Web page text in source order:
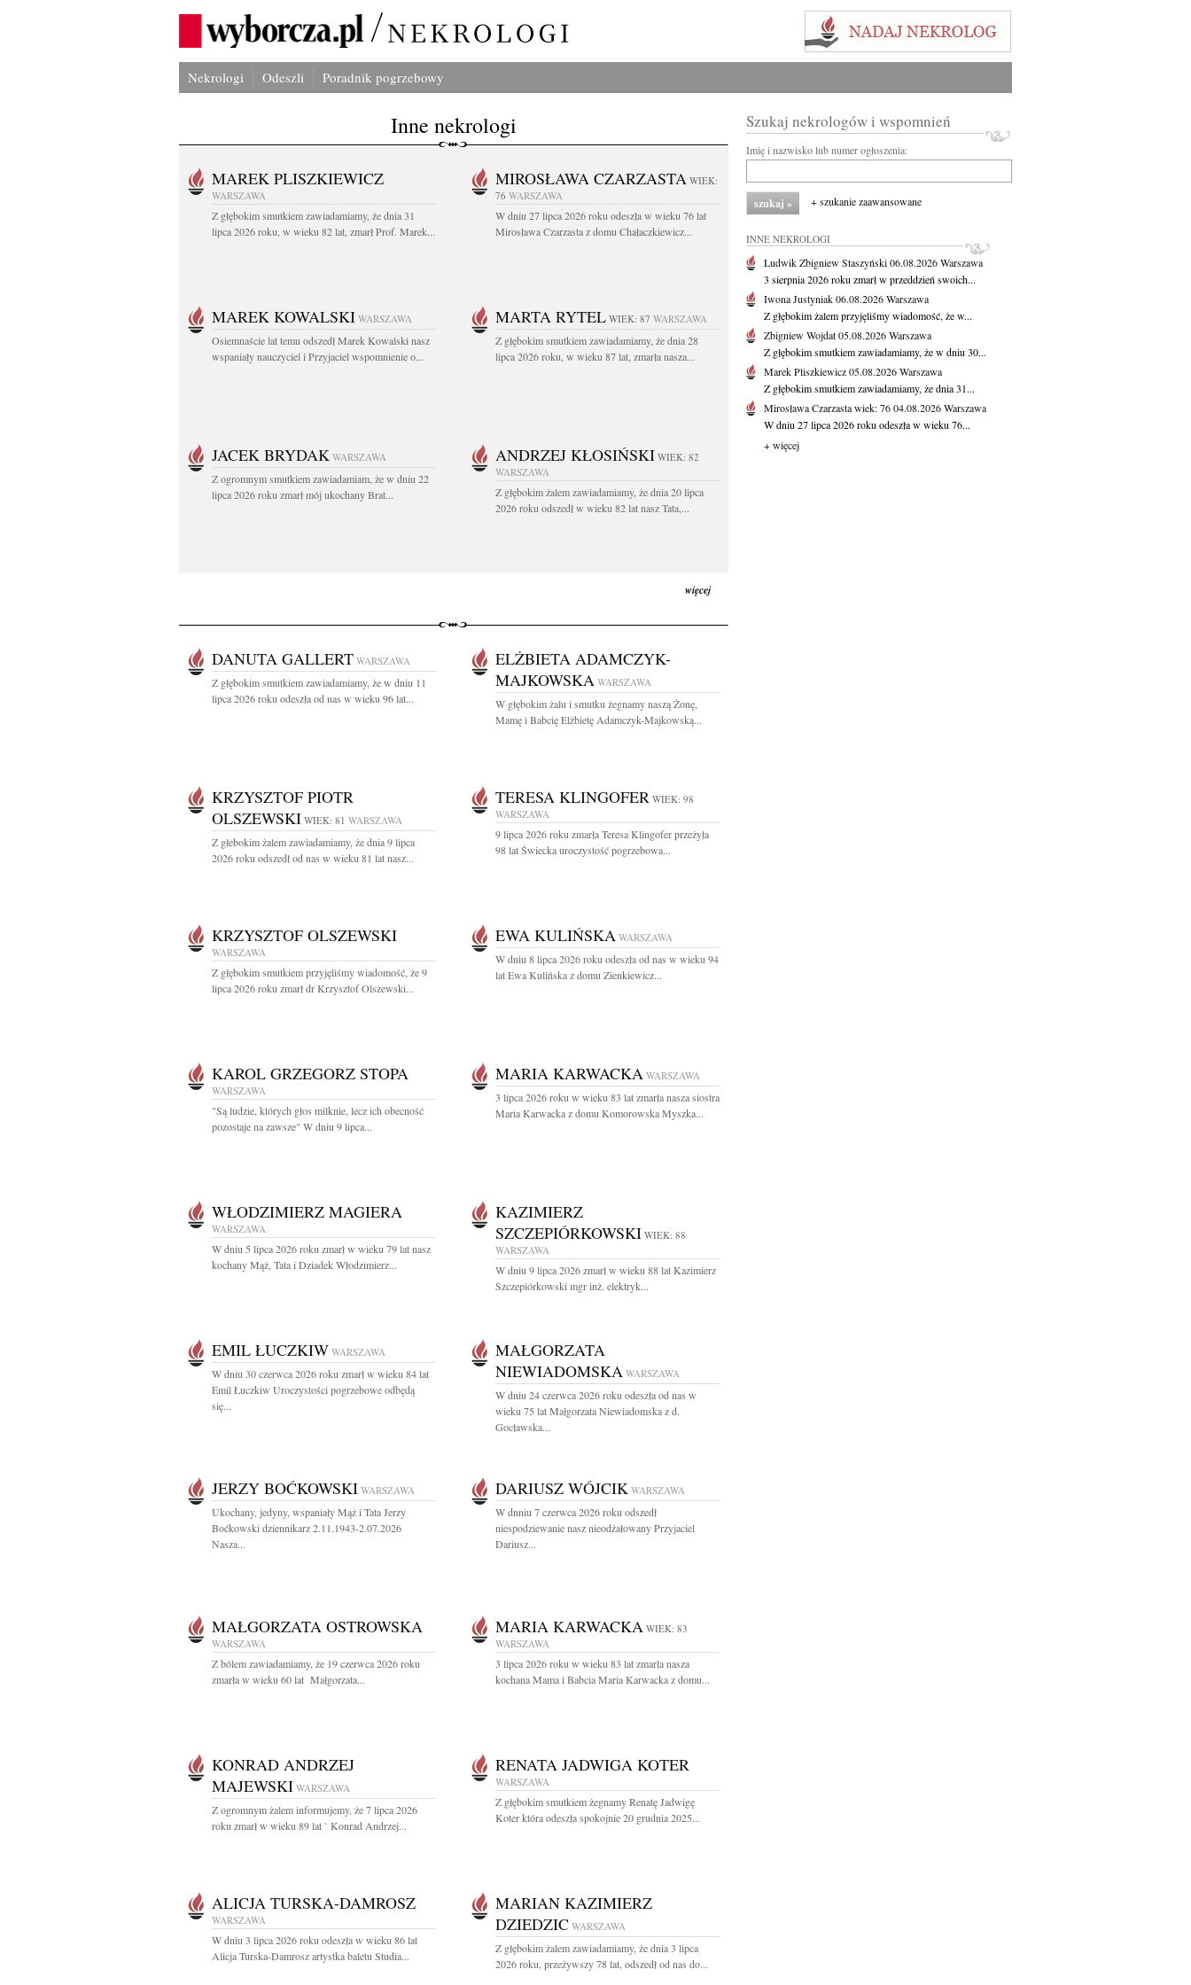
Nekrologi Odeszli Poradnik pogrzebowy
Inne nekrologi
MAREK PLISZKIEWICZ
WARSZAWA
Z głębokim smutkiem zawiadamiamy, że dnia 31
lipca 2026 roku, w wieku 82 lat, zmarł Prof. Marek...
MIROSŁAWA CZARZASTA WIEK:
76 WARSZAWA
W dniu 27 lipca 2026 roku odeszła w wieku 76 lat
Mirosława Czarzasta z domu Chałaczkiewicz...
MAREK KOWALSKI WARSZAWA
Osiemnaście lat temu odszedł Marek Kowalski nasz
wspaniały nauczyciel i Przyjaciel wspomnienie o...
MARTA RYTEL WIEK: 87 WARSZAWA
Z głębokim smutkiem zawiadamiamy, że dnia 28
lipca 2026 roku, w wieku 87 lat, zmarła nasza...
JACEK BRYDAK WARSZAWA
Z ogromnym smutkiem zawiadamiam, że w dniu 22
lipca 2026 roku zmarł mój ukochany Brat...
ANDRZEJ KŁOSIŃSKI WIEK: 82
WARSZAWA
Z głębokim żalem zawiadamiamy, że dnia 20 lipca
2026 roku odszedł w wieku 82 lat nasz Tata,...
więcej
DANUTA GALLERT WARSZAWA
Z głębokim smutkiem zawiadamiamy, że w dniu 11
lipca 2026 roku odeszła od nas w wieku 96 lat...
ELŻBIETA ADAMCZYK-
MAJKOWSKA WARSZAWA
W głębokim żalu i smutku żegnamy naszą Żonę,
Mamę i Babcię Elżbietę Adamczyk-Majkowską...
KRZYSZTOF PIOTR
OLSZEWSKI WIEK: 81 WARSZAWA
Z głebokim żalem zawiadamiamy, że dnia 9 lipca
2026 roku odszedł od nas w wieku 81 lat nasz...
TERESA KLINGOFER WIEK: 98
WARSZAWA
9 lipca 2026 roku zmarła Teresa Klingofer przeżyła
98 lat Świecka uroczystość pogrzebowa...
KRZYSZTOF OLSZEWSKI
WARSZAWA
Z głębokim smutkiem przyjęliśmy wiadomość, że 9
lipca 2026 roku zmarł dr Krzysztof Olszewski...
EWA KULIŃSKA WARSZAWA
W dniu 8 lipca 2026 roku odeszła od nas w wieku 94
lat Ewa Kulińska z domu Zienkiewicz...
KAROL GRZEGORZ STOPA
WARSZAWA
"Są ludzie, których głos milknie, lecz ich obecność
pozostaje na zawsze" W dniu 9 lipca...
MARIA KARWACKA WARSZAWA
3 lipca 2026 roku w wieku 83 lat zmarła nasza siostra
Maria Karwacka z domu Komorowska Myszka...
WŁODZIMIERZ MAGIERA
WARSZAWA
W dniu 5 lipca 2026 roku zmarł w wieku 79 lat nasz
kochany Mąż, Tata i Dziadek Włodzimierz...
KAZIMIERZ
SZCZEPIÓRKOWSKI WIEK: 88
WARSZAWA
W dniu 9 lipca 2026 zmarł w wieku 88 lat Kazimierz
Szczepiórkowski mgr inż. elektryk...
EMIL ŁUCZKIW WARSZAWA
W dniu 30 czerwca 2026 roku zmarł w wieku 84 lat
Emil Łuczkiw Uroczystości pogrzebowe odbędą
się...
MAŁGORZATA
NIEWIADOMSKA WARSZAWA
W dniu 24 czerwca 2026 roku odeszła od nas w
wieku 75 lat Małgorzata Niewiadomska z d.
Gocławska...
JERZY BOĆKOWSKI WARSZAWA
Ukochany, jedyny, wspaniały Mąż i Tata Jerzy
Boćkowski dziennikarz 2.11.1943-2.07.2026
Nasza...
DARIUSZ WÓJCIK WARSZAWA
W dnniu 7 czerwca 2026 roku odszedł
niespodziewanie nasz nieodżałowany Przyjaciel
Dariusz...
MAŁGORZATA OSTROWSKA
WARSZAWA
Z bólem zawiadamiamy, że 19 czerwca 2026 roku
zmarła w wieku 60 lat Małgorzata...
MARIA KARWACKA WIEK: 83
WARSZAWA
3 lipca 2026 roku w wieku 83 lat zmarła nasza
kochana Mama i Babcia Maria Karwacka z domu...
KONRAD ANDRZEJ
MAJEWSKI WARSZAWA
Z ogromnym żalem informujemy, że 7 lipca 2026
roku zmarł w wieku 89 lat ` Konrad Andrzej...
RENATA JADWIGA KOTER
WARSZAWA
Z głębokim smutkiem żegnamy Renatę Jadwigę
Koter która odeszła spokojnie 20 grudnia 2025...
ALICJA TURSKA-DAMROSZ
WARSZAWA
W dniu 3 lipca 2026 roku odeszła w wieku 86 lat
Alicja Turska-Damrosz artystka baletu Studia...
MARIAN KAZIMIERZ
DZIEDZIC WARSZAWA
Z głębokim żalem zawiadamiamy, że dnia 3 lipca
2026 roku, przeżywszy 78 lat, odszedł od nas do...
Szukaj nekrologów i wspomnień
Imię i nazwisko lub numer ogłoszenia:
+ szukanie zaawansowane
INNE NEKROLOGI
Ludwik Zbigniew Staszyński06.08.2026Warszawa
3 sierpnia 2026 roku zmarł w przeddzień swoich...
Iwona Justyniak06.08.2026Warszawa
Z głębokim żalem przyjęliśmy wiadomość, że w...
Zbigniew Wojdat05.08.2026Warszawa
Z głębokim smutkiem zawiadamiamy, że w dniu 30...
Marek Pliszkiewicz05.08.2026Warszawa
Z głębokim smutkiem zawiadamiamy, że dnia 31...
Mirosława Czarzastawiek: 7604.08.2026Warszawa
W dniu 27 lipca 2026 roku odeszła w wieku 76...
+ więcej